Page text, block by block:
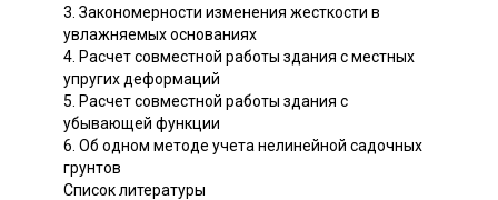
3. Закономерности изменения жесткости в
увлажняемых основаниях
4. Расчет совместной работы здания с местных
упругих деформаций
5. Расчет совместной работы здания с
убывающей функции
6. Об одном методе учета нелинейной садочных
грунтов
Список литературы